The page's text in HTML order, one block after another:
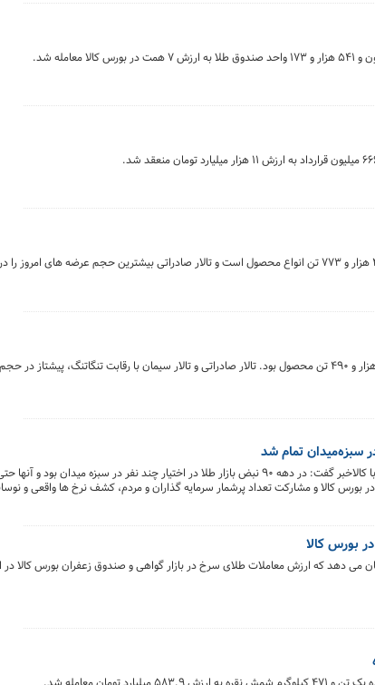
بورس کالای ایران در روز سه‌شنبه ۶ مردادماه میزبان معامله ۴۹۳ هزار و ۴۹۰ تن محصول بود. تالار صادراتی و تالار سیمان با رقابت تنگاتنگ،
سبزه‌میدان تمام شد
میثم فدایی مدیرعامل گروه خدمات بازار سرمایه آبان در گفت‌وگو با کالاخبر گفت: در دهه ۹۰ نبض بازار طلا در اختیار چند نفر در
بورس کالا و مشارکت تعداد پرشمار سرمایه گذاران و مردم، کشف نرخ ها واقعی و